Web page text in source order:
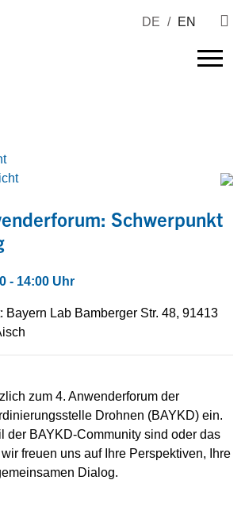
DE / EN
Schwerpunkt
- 14:00 Uhr
Bayern Lab Bamberger Str. 48, 91413
zum 4. Anwenderforum der
Drohnen (BAYKD) ein.
der BAYKD-Community sind oder das
freuen uns auf Ihre Perspektiven, Ihre
Dialog.